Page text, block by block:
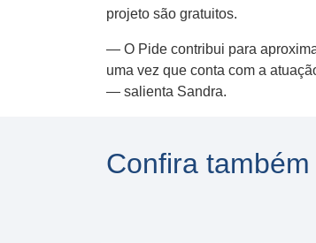
projeto são gratuitos.
— O Pide contribui para
uma vez que conta com a
— salienta Sandra.
Confira também